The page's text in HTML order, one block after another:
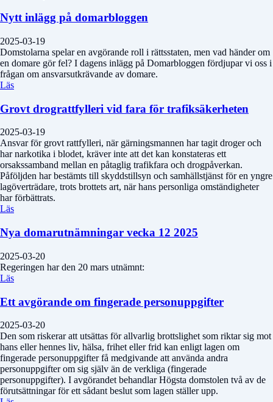
Nytt inlägg på domarbloggen
2025-03-19
Domstolarna spelar en avgörande roll i rättsstaten, men vad händer om
en domare gör fel? I dagens inlägg på Domarbloggen fördjupar vi oss i
frågan om ansvarsutkrävande av domare.
Läs
Grovt drograttfylleri vid fara för trafiksäkerheten
2025-03-19
Ansvar för grovt rattfylleri, när gärningsmannen har tagit droger och
har narkotika i blodet, kräver inte att det kan konstateras ett
orsakssamband mellan en påtaglig trafikfara och drogpåverkan.
Påföljden har bestämts till skyddstillsyn och samhällstjänst för en yngre
lagöverträdare, trots brottets art, när hans personliga omständigheter
har förbättrats.
Läs
Nya domarutnämningar vecka 12 2025
2025-03-20
Regeringen har den 20 mars utnämnt:
Läs
Ett avgörande om fingerade personuppgifter
2025-03-20
Den som riskerar att utsättas för allvarlig brottslighet som riktar sig mot
hans eller hennes liv, hälsa, frihet eller frid kan enligt lagen om
fingerade personuppgifter få medgivande att använda andra
personuppgifter om sig själv än de verkliga (fingerade
personuppgifter). I avgörandet behandlar Högsta domstolen två av de
förutsättningar för ett sådant beslut som lagen ställer upp.